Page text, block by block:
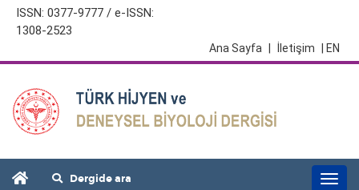
ISSN: 0377-9777 / e-ISSN:
1308-2523
| EN
İletişim
Ana Sayfa
Dergide ara